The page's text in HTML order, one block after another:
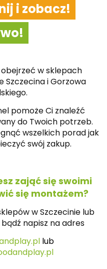
i zobacz!
w sklepach
i Gorzowa
pomoże Ci znaleźć
do Twoich potrzeb.
wszelkich porad jak
swój zakup.
zająć się swoimi
się montażem?
w Szczecinie lub
napisz naadres
lub